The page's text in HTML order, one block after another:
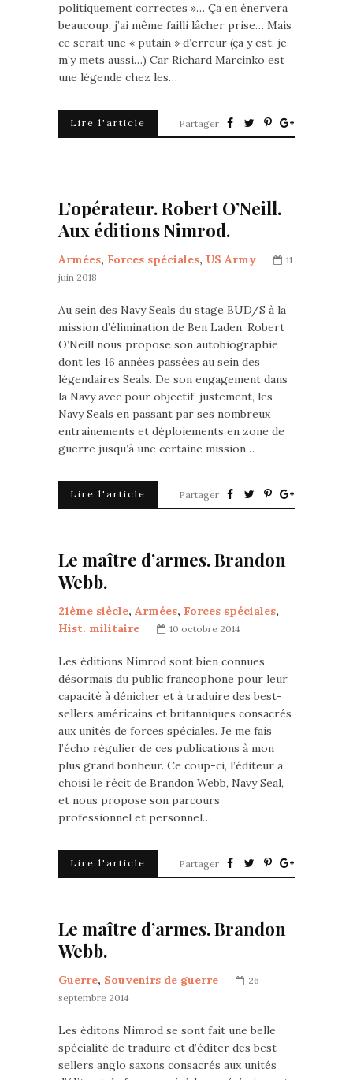
politiquement correctes »… Ça en énervera
beaucoup, j’ai même failli lâcher prise… Mais
ce serait une « putain » d’erreur (ça y est, je
m’y mets aussi…) Car Richard Marcinko est
une légende chez les…
Lire l'article Partager
L’opérateur. Robert O’Neill.
Aux éditions Nimrod.
Armées, Forces spéciales, US Army
11
juin 2018
Au sein des Navy Seals du stage BUD/S à la
mission d’élimination de Ben Laden. Robert
O’Neill nous propose son autobiographie
dont les 16 années passées au sein des
légendaires Seals. De son engagement dans
la Navy avec pour objectif, justement, les
Navy Seals en passant par ses nombreux
entrainements et déploiements en zone de
guerre jusqu’à une certaine mission…
Lire l'article Partager
Le maître d’armes. Brandon
Webb.
21ème siècle, Armées, Forces spéciales,
Hist. militaire
10 octobre 2014
Les éditions Nimrod sont bien connues
désormais du public francophone pour leur
capacité à dénicher et à traduire des best-
sellers américains et britanniques consacrés
aux unités de forces spéciales. Je me fais
l’écho régulier de ces publications à mon
plus grand bonheur. Ce coup-ci, l’éditeur a
choisi le récit de Brandon Webb, Navy Seal,
et nous propose son parcours
professionnel et personnel…
Lire l'article Partager
Le maître d’armes. Brandon
Webb.
Guerre, Souvenirs de guerre
26
septembre 2014
Les éditons Nimrod se sont fait une belle
spécialité de traduire et d’éditer des best-
sellers anglo saxons consacrés aux unités